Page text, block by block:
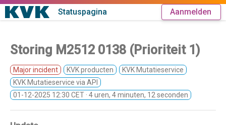
Statuspagina Aanmelden
Storing M2512 0138 (Prioriteit 1)
Major incident KVK producten
KVK Mutatieservice
KVK Mutatieservice via API
01-12-2025 12:30 CET · 4 uren, 4 minuten, 12 seconden